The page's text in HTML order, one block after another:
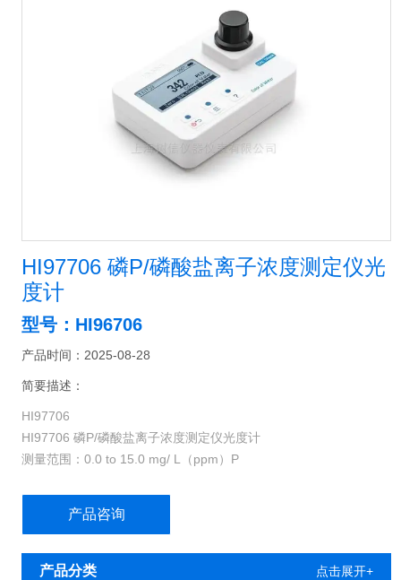
HI97706 磷P/磷酸盐离子浓度测定仪光
度计
型号：HI96706
产品时间：2025-08-28
简要描述：
HI97706
HI97706 磷P/磷酸盐离子浓度测定仪光度计
测量范围：0.0 to 15.0 mg/ L（ppm）P
【P2O5】读数，
特别说明：不适用于测量待测水样中水解磷【P】或者总磷【P】，
产品咨询
产品分类 点击展开+